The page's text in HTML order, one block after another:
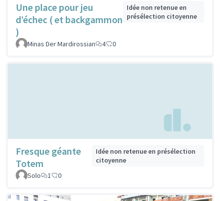
Une place pour jeu
d’échec ( et backgammon
)
Idée non retenue en
présélection citoyenne
Minas Der Mardirossian 4 0
Fresque géante
Totem
Idée non retenue en présélection
citoyenne
Solo
1 0